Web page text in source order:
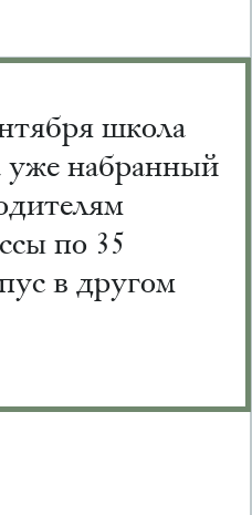
школа
уже набранный
по 35
в другом